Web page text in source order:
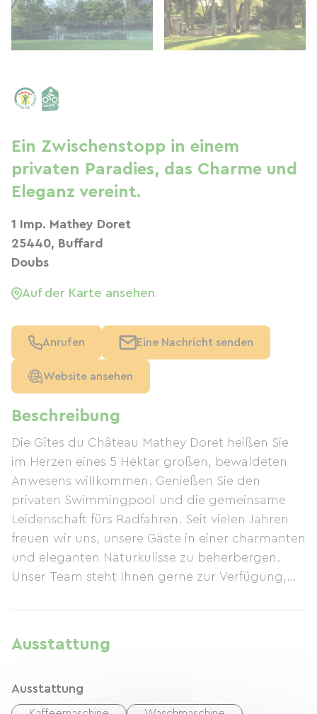
Beschreibung
Die Gîtes du Château Mathey Doret heißen Sie
im Herzen eines 5 Hektar großen, bewaldeten
Anwesens willkommen. Genießen Sie den
privaten Swimmingpool und die gemeinsame
Leidenschaft fürs Radfahren. Seit vielen Jahren
freuen wir uns, unsere Gäste in einer charmanten
und eleganten Naturkulisse zu beherbergen.
Unser Team steht Ihnen gerne zur Verfügung,
Ausstattung
Ausstattung
Ein Zwischenstopp in einem
privaten Paradies, das Charme und
Eleganz vereint.
1 Imp. Mathey Doret
25440, Buffard
Doubs
Auf der Karte ansehen
Anrufen Eine Nachricht senden
Website ansehen